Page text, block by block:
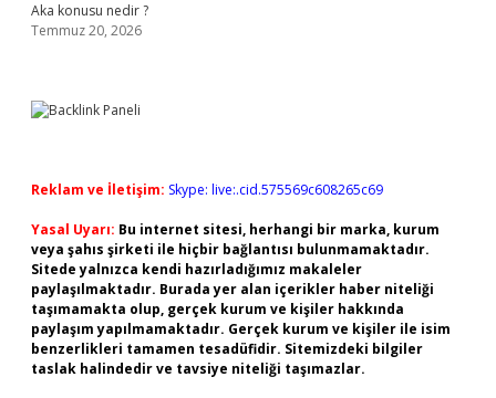
Aka konusu nedir ?
Temmuz 20, 2026
Reklam ve İletişim: Skype: live:.cid.575569c608265c69
Yasal Uyarı: Bu internet sitesi, herhangi bir marka, kurum
veya şahıs şirketi ile hiçbir bağlantısı bulunmamaktadır.
Sitede yalnızca kendi hazırladığımız makaleler
paylaşılmaktadır. Burada yer alan içerikler haber niteliği
taşımamakta olup, gerçek kurum ve kişiler hakkında
paylaşım yapılmamaktadır. Gerçek kurum ve kişiler ile isim
benzerlikleri tamamen tesadüfidir. Sitemizdeki bilgiler
taslak halindedir ve tavsiye niteliği taşımazlar.